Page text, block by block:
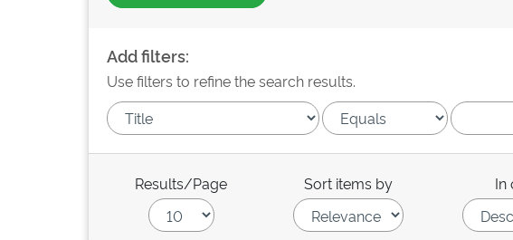
Add filters:
Use filters to refine the search results.
Results/Page Sort items by In